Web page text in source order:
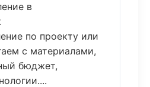
в
по проекту или
с материалами,
бюджет,